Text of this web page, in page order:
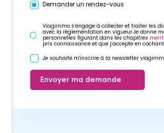
Demander un rendez-vous
Viagimmo s’engage à collecter et traiter les
avec la réglementation en vigueur.Je donne
personnelles figurant dans les chapitres
pris connaissance et que j’accepte en
Je souhaite m'inscrire à la newsletter
Envoyer ma demande